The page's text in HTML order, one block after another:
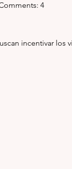
4
incentivar los